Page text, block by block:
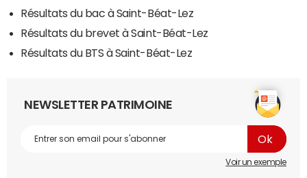
Résultats du bac à Saint-Béat-Lez
Résultats du brevet à Saint-Béat-Lez
Résultats du BTS à Saint-Béat-Lez
NEWSLETTER PATRIMOINE
Voir un exemple